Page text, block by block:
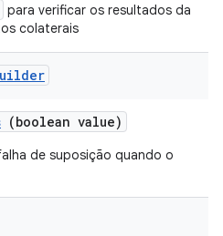
para verificar os resultados da
colaterais
(boolean value)
de suposição quando o